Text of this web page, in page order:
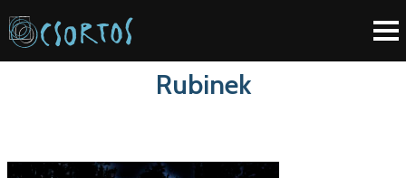
Rubinek